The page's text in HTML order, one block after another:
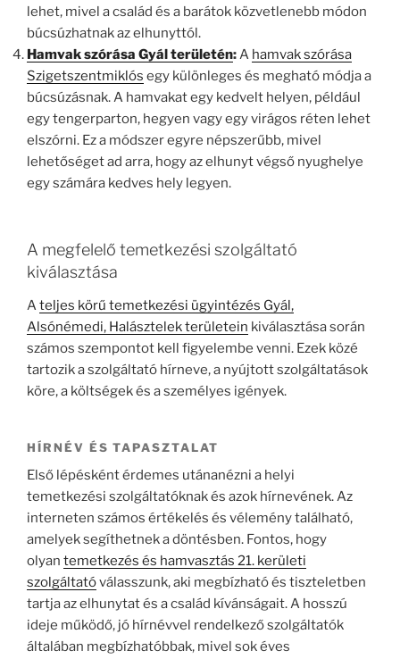
lehet, mivel a család és a barátok közvetlenebb módon
búcsúzhatnak az elhunyttól.
Hamvak szórása Gyál területén:A hamvak szórása
Szigetszentmiklós egy különleges és megható módja a
búcsúzásnak. A hamvakat egy kedvelt helyen, például
egy tengerparton, hegyen vagy egy virágos réten lehet
elszórni. Ez a módszer egyre népszerűbb, mivel
lehetőséget ad arra, hogy az elhunyt végső nyughelye
egy számára kedves hely legyen.
A megfelelő temetkezési szolgáltató
kiválasztása
Ateljes körű temetkezési ügyintézés Gyál,
Alsónémedi, Halásztelek területein kiválasztása során
számos szempontot kell figyelembe venni. Ezek közé
tartozik a szolgáltató hírneve, a nyújtott szolgáltatások
köre, a költségek és a személyes igények.
HÍRNÉV ÉS TAPASZTALAT
Első lépésként érdemes utánanézni a helyi
temetkezési szolgáltatóknak és azok hírnevének. Az
interneten számos értékelés és vélemény található,
amelyek segíthetnek a döntésben. Fontos, hogy
olyan temetkezés és hamvasztás 21. kerületi
szolgáltatóválasszunk, aki megbízható és tiszteletben
tartja az elhunytat és a család kívánságait. A hosszú
ideje működő, jó hírnévvel rendelkező szolgáltatók
általában megbízhatóbbak, mivel sok éves